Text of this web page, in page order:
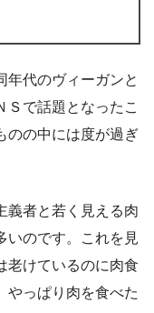
年代のヴィーガンと
Ｓで話題となったこ
のの中には度が過ぎ
義者と若く見える肉
いのです。これを見
老けているのに肉食
やっぱり肉を食べた